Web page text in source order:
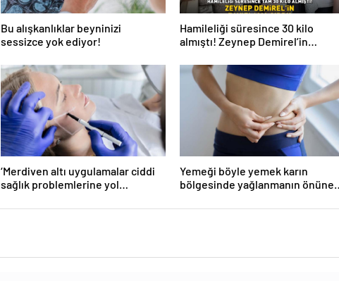
Bu alışkanlıklar beyninizi
sessizce yok ediyor!
Hamileliği süresince 30 kilo
almıştı! Zeynep Demirel’in
‘Merdiven altı uygulamalar ciddi
sağlık problemlerine yol
Yemeği böyle yemek karın
bölgesinde yağlanmanın önüne